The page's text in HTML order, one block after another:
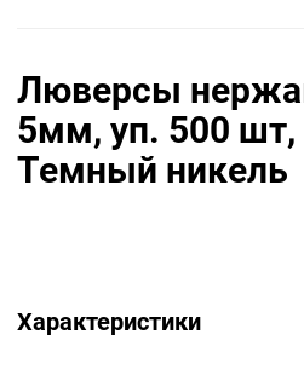
Люверсы
5мм, уп. 500 шт,
Темный никель
Характеристики